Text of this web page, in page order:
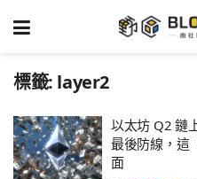
標籤: layer2
以太坊 Q2 鏈
最後防線，這
面